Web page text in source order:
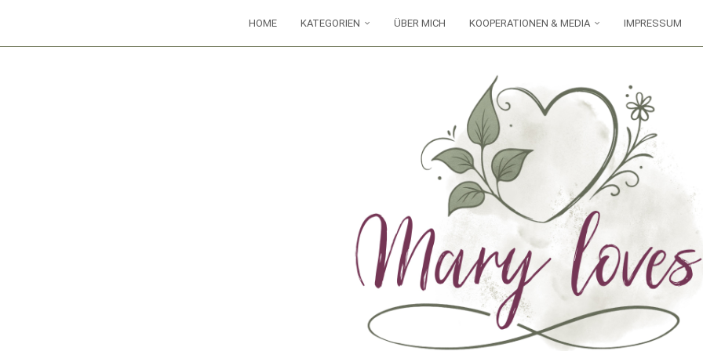
HOME KATEGORIEN ÜBER MICH KOOPERATIONEN & MEDIA IMPRESSUM